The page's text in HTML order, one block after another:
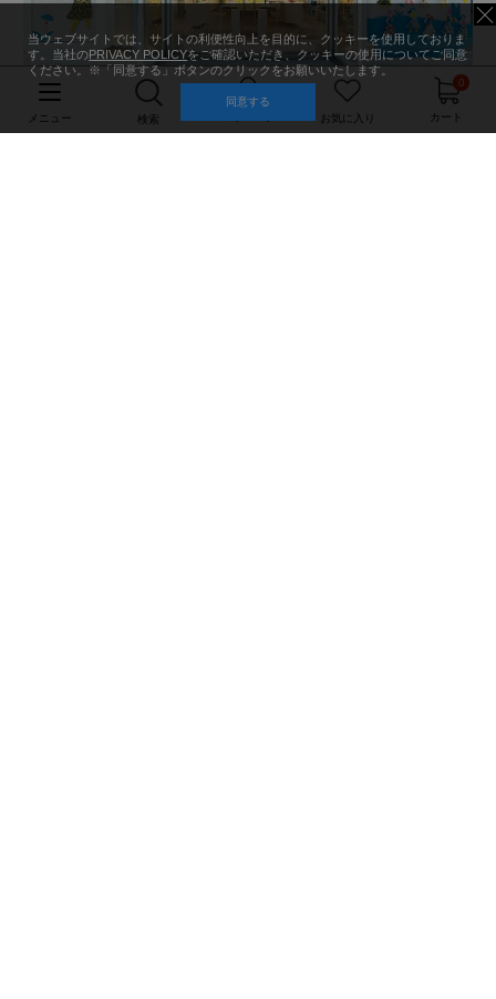
メニュー 検索 お気に入り
0
カート
当ウェブサイトでは、サイトの利便性向上を目的に、クッキーを使用しておりま
す。当社のPRIVACY POLICYをご確認いただき、クッキーの使用についてご同意
ください。※「同意する」ボタンのクリックをお願いいたします。
同意する